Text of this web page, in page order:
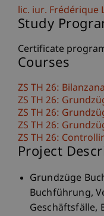
lic. iur. Frédérique
Study
Certificate
Courses
ZS TH 26:
ZS TH 26:
ZS TH 26:
ZS TH 26:
ZS TH 26:
Project
Grundzüge
Buchführung,
Geschäftsfälle,